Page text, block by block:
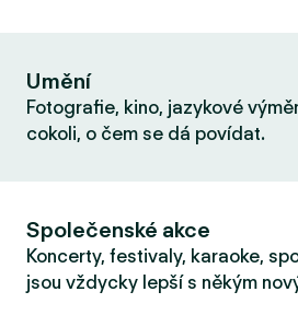
Umění
Fotografie, kino, jazykové
cokoli, o čem se dá povídat.
Společenské akce
Koncerty, festivaly, karaoke,
jsou vždycky lepší s někým